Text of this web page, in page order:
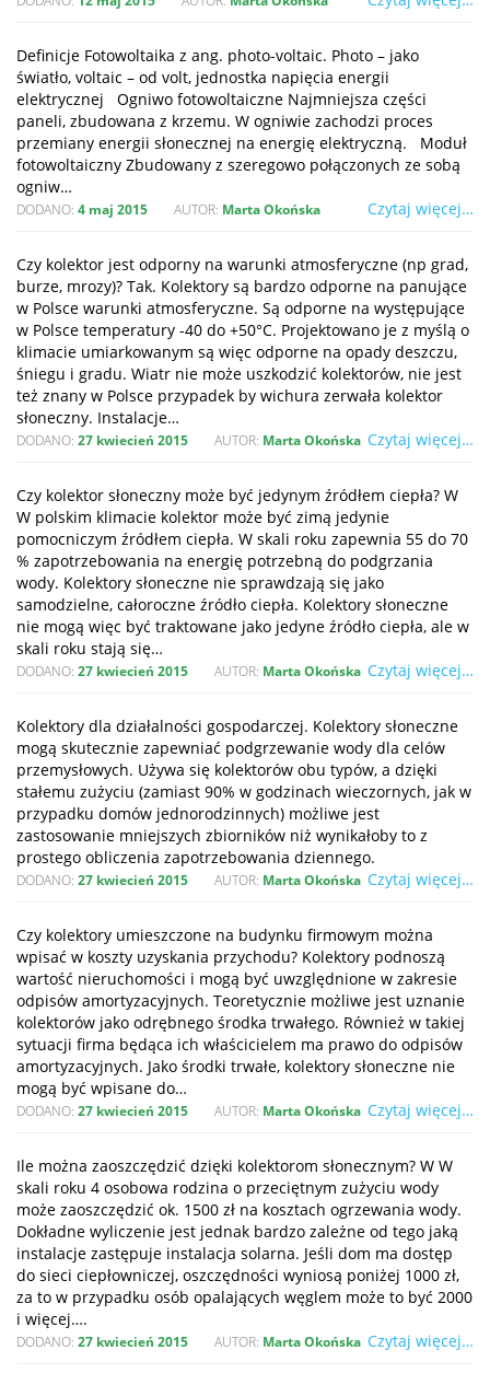
Definicje Fotowoltaika z ang. photo-voltaic. Photo – jako
światło, voltaic – od volt, jednostka napięcia energii
elektrycznej Ogniwo fotowoltaiczne Najmniejsza części
paneli, zbudowana z krzemu. W ogniwie zachodzi proces
przemiany energii słonecznej na energię elektryczną. Moduł
fotowoltaiczny Zbudowany z szeregowo połączonych ze sobą
ogniw…
DODANO: 4 maj 2015 AUTOR: Marta Okońska Czytaj więcej…
Czy kolektor jest odporny na warunki atmosferyczne (np grad,
burze, mrozy)? Tak. Kolektory są bardzo odporne na panujące
w Polsce warunki atmosferyczne. Są odporne na występujące
w Polsce temperatury -40 do +50°C. Projektowano je z myślą o
klimacie umiarkowanym są więc odporne na opady deszczu,
śniegu i gradu. Wiatr nie może uszkodzić kolektorów, nie jest
też znany w Polsce przypadek by wichura zerwała kolektor
słoneczny. Instalacje…
DODANO: 27 kwiecień 2015 AUTOR: Marta Okońska Czytaj więcej…
Czy kolektor słoneczny może być jedynym źródłem ciepła? W
W polskim klimacie kolektor może być zimą jedynie
pomocniczym źródłem ciepła. W skali roku zapewnia 55 do 70
% zapotrzebowania na energię potrzebną do podgrzania
wody. Kolektory słoneczne nie sprawdzają się jako
samodzielne, całoroczne źródło ciepła. Kolektory słoneczne
nie mogą więc być traktowane jako jedyne źródło ciepła, ale w
skali roku stają się…
DODANO: 27 kwiecień 2015 AUTOR: Marta Okońska Czytaj więcej…
Kolektory dla działalności gospodarczej. Kolektory słoneczne
mogą skutecznie zapewniać podgrzewanie wody dla celów
przemysłowych. Używa się kolektorów obu typów, a dzięki
stałemu zużyciu (zamiast 90% w godzinach wieczornych, jak w
przypadku domów jednorodzinnych) możliwe jest
zastosowanie mniejszych zbiorników niż wynikałoby to z
prostego obliczenia zapotrzebowania dziennego.
DODANO: 27 kwiecień 2015 AUTOR: Marta Okońska Czytaj więcej…
Czy kolektory umieszczone na budynku firmowym można
wpisać w koszty uzyskania przychodu? Kolektory podnoszą
wartość nieruchomości i mogą być uwzględnione w zakresie
odpisów amortyzacyjnych. Teoretycznie możliwe jest uznanie
kolektorów jako odrębnego środka trwałego. Również w takiej
sytuacji firma będąca ich właścicielem ma prawo do odpisów
amortyzacyjnych. Jako środki trwałe, kolektory słoneczne nie
mogą być wpisane do…
DODANO: 27 kwiecień 2015 AUTOR: Marta Okońska Czytaj więcej…
Ile można zaoszczędzić dzięki kolektorom słonecznym? W W
skali roku 4 osobowa rodzina o przeciętnym zużyciu wody
może zaoszczędzić ok. 1500 zł na kosztach ogrzewania wody.
Dokładne wyliczenie jest jednak bardzo zależne od tego jaką
instalacje zastępuje instalacja solarna. Jeśli dom ma dostęp
do sieci ciepłowniczej, oszczędności wyniosą poniżej 1000 zł,
za to w przypadku osób opalających węglem może to być 2000
i więcej….
DODANO: 27 kwiecień 2015 AUTOR: Marta Okońska Czytaj więcej…